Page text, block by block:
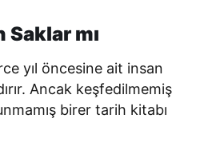
Saklar mı
yıl öncesine ait insan
Ancak keşfedilmemiş
birer tarih kitabı